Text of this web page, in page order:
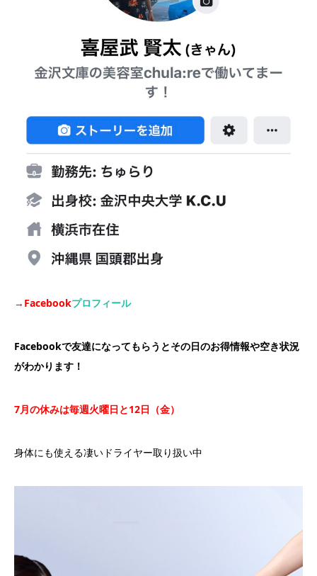
→Facebookプロフィール
Facebookで友達になってもらうとその日のお得情報や空き状況
がわかります！
7月の休みは毎週火曜日と12日（金）
身体にも使える凄いドライヤー取り扱い中